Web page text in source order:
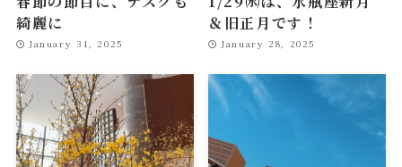
綺麗に
January 31, 2025
＆旧正月です！
January 28, 2025